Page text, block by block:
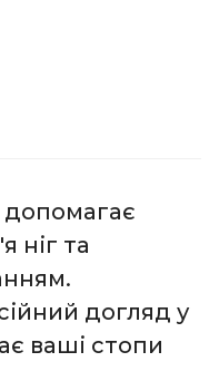
ніг та
догляд у
ваші стопи